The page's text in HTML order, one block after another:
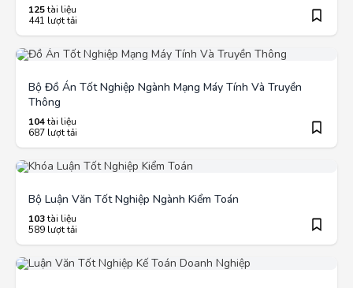
125tài liệu
441 lượt tải
Bộ Đồ Án Tốt Nghiệp Ngành Mạng Máy Tính Và Truyền
Thông
104tài liệu
687 lượt tải
Bộ Luận Văn Tốt Nghiệp Ngành Kiểm Toán
103tài liệu
589 lượt tải